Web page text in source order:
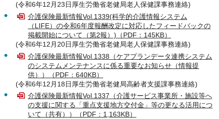
(令和6年12月23日厚生労働省老健局老人保健課事務連絡)
介護保険最新情報Vol.1339(科学的介護情報システム
（LIFE）の令和6年度報酬改定に対応したフィードバックの
掲載開始について（第2報）)（PDF：145KB）
(令和6年12月20日厚生労働省老健局老人保健課事務連絡)
介護保険最新情報Vol.1338（ケアプランデータ連携システム
のシステムメンテナンスに係る重要なお知らせ（情報提
供））（PDF：640KB）
(令和6年12月18日厚生労働省老健局高齢者支援課事務連絡)
介護保険最新情報Vol.1337（介護サービス事業所・施設等へ
の支援に関する「重点支援地方交付金」等の更なる活用につ
いて（共有））（PDF：1,163KB）